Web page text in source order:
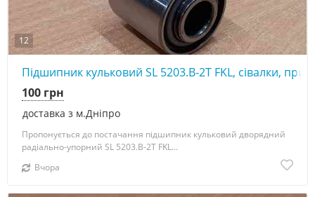
12
Підшипник кульковий SL 5203.B-2T FKL, сівалки,
доставка з м.Дніпро
100 грн
Пропонується до постачання підшипник кульковий дворядний
радіально-упорний SL 5203.B-2T FKL...
Вчора